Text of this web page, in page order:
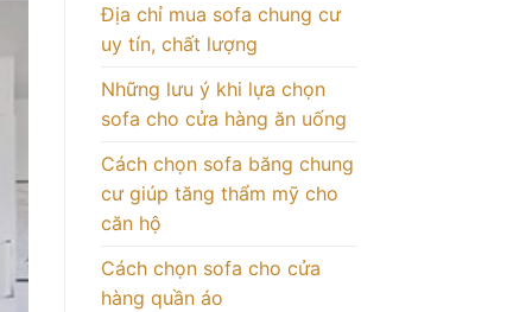
Địa chỉ mua sofa chung cư
uy tín, chất lượng
Những lưu ý khi lựa chọn
sofa cho cửa hàng ăn uống
Cách chọn sofa băng chung
cư giúp tăng thẩm mỹ cho
căn hộ
Cách chọn sofa cho cửa
hàng quần áo